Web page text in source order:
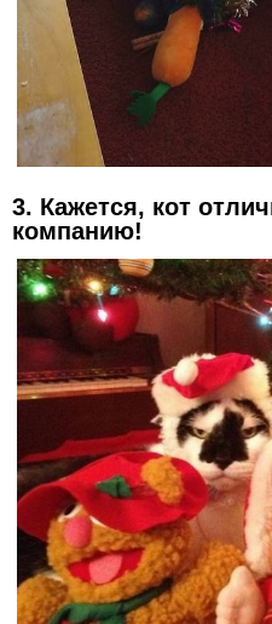
3. Кажется, кот
компанию!